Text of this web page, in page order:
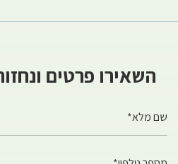
השאירו פרטים
שם מלא*